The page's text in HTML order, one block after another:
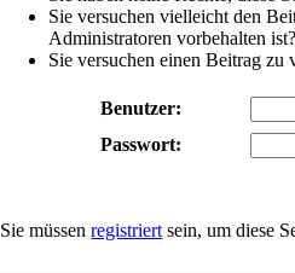
Sie versuchen vielleicht den
Administratoren vorbehalten
Sie versuchen einen Beitrag zu
Benutzer:
Passwort:
Sie müssenregistriert sein, um diese